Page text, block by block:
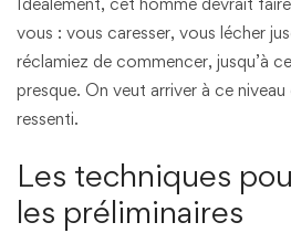
vous : vous caresser, vous lécher
réclamiez de commencer, jusqu’à
presque. On veut arriver à ce
ressenti.
Les techniques
les préliminaires